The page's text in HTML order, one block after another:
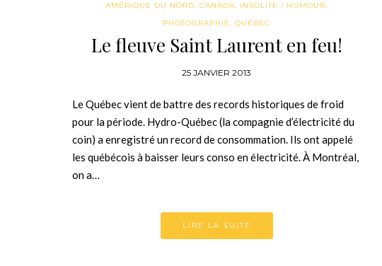
AMÉRIQUE DU NORD,CANADA, INSOLITE / HUMOUR,
PHOTOGRAPHIE,QUÉBEC
Le fleuve Saint Laurent en feu!
25 JANVIER 2013
Le Québec vient de battre des records historiques de froid
pour la période. Hydro-Québec (la compagnie d’électricité du
coin) a enregistré un record de consommation. Ils ont appelé
les québécois à baisser leurs conso en électricité. À Montréal,
on a…
LIRE LA SUITE